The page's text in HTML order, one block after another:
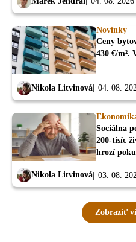
Novinky
Ceny
430 €/m².
Nikola Litvinová 04. 08.
Sociálna
200-tisíc
hrozí
Nikola Litvinová 03. 08.
Zobraziť